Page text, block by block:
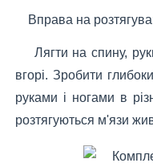
Вправа на
Лягти на спину,
вгорі. Зробити
руками і ногами в
розтягуються м'язи